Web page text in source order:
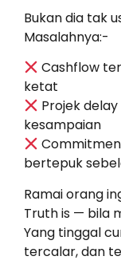
Bukan dia tak
Masalahnya:-
Cashflow
ketat
Projek
kesampaian
bertepuk
Ramai orang
Truth is — bila
Yang tinggal
tercalar, dan